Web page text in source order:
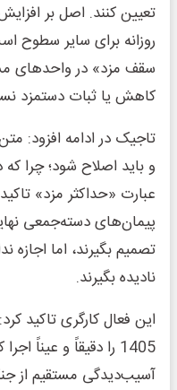
سقف مزد» در واحدهای
کاهش یا ثبات دستمزد
تاجیک در ادامه افزود:
و باید اصلاح شود؛ چرا
عبارت «حداکثر مزد»
پیمان‌های دسته‌جمعی
نادیده بگیرند.
این فعال کارگری تاکید
1405 را دقیقاً و عیناً
آسیب‌دیدگی مستقیم از